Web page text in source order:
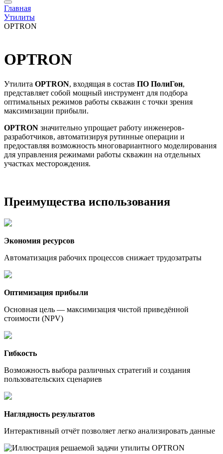
Главная
Утилиты
OPTRON
OPTRON
Утилита OPTRON, входящая в состав ПО ПолиГон,
представляет собой мощный инструмент для подбора
оптимальных режимов работы скважин с точки зрения
максимизации прибыли.
OPTRON значительно упрощает работу инженеров-
разработчиков, автоматизируя рутинные операции и
предоставляя возможность многовариантного моделирования
для управления режимами работы скважин на отдельных
участках месторождения.
Преимущества использования
Экономия ресурсов
Автоматизация рабочих процессов снижает трудозатраты
Оптимизация прибыли
Основная цель — максимизация чистой приведённой
стоимости (NPV)
Гибкость
Возможность выбора различных стратегий и создания
пользовательских сценариев
Наглядность результатов
Интерактивный отчёт позволяет легко анализировать данные